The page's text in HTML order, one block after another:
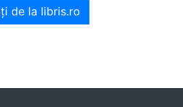
de la libris.ro